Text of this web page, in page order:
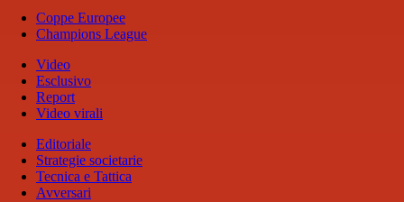
Coppe Europee
Champions League
Video
Esclusivo
Report
Video virali
Editoriale
Strategie societarie
Tecnica e Tattica
Avversari